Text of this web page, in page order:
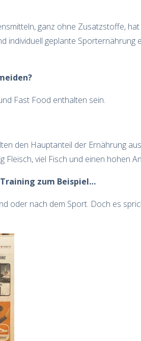
ganz ohne Zusatzstoffe,
individuell geplante
Fast Food enthalten sein.
den Hauptanteil der Ernährung
viel Fisch und einen hohen
zum Beispiel…
oder nach dem Sport. Doch es